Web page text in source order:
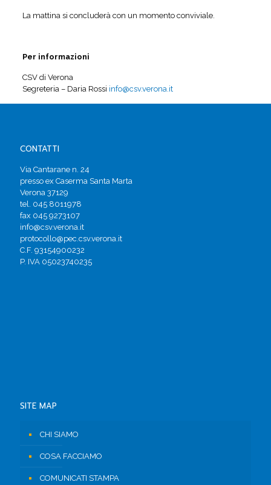
La mattina si concluderà con un momento conviviale.
Per informazioni
CSV di Verona
Segreteria – Daria Rossi info@csv.verona.it
CONTATTI
Via Cantarane n. 24
presso ex Caserma Santa Marta
Verona 37129
tel. 045 8011978
fax 045 9273107
info@csv.verona.it
protocollo@pec.csv.verona.it
C.F. 93154900232
P. IVA 05023740235
SITE MAP
CHI SIAMO
COSA FACCIAMO
COMUNICATI STAMPA